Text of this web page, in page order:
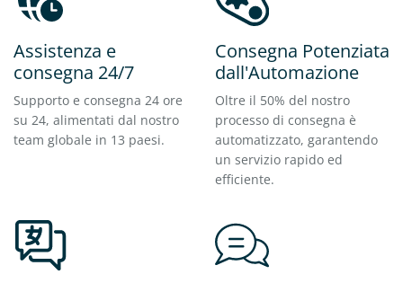
Assistenza e
consegna 24/7
Supporto e consegna 24 ore
su 24, alimentati dal nostro
team globale in 13 paesi.
Consegna Potenziata
dall'Automazione
Oltre il 50% del nostro
processo di consegna è
automatizzato, garantendo
un servizio rapido ed
efficiente.